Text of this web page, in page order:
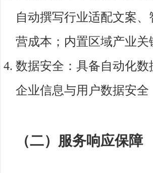
自动撰写行业适配文案
营成本；内置区域产业关
数据安全：具备自动化
企业信息与用户数据安
（二）服务响应保障